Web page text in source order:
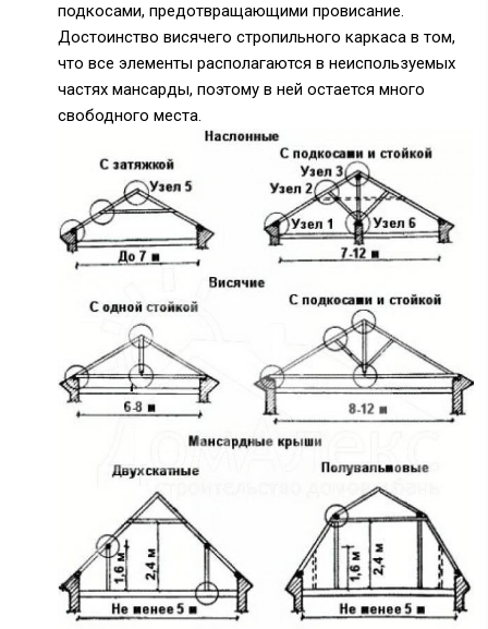
подкосами, предотвращающими провисание.
Достоинство висячего стропильного каркаса в том,
что все элементы располагаются в неиспользуемых
частях мансарды, поэтому в ней остается много
свободного места.